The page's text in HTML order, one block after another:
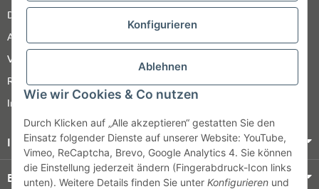
Konfigurieren
Ablehnen
Wie wir Cookies & Co nutzen
Durch Klicken auf „Alle akzeptieren“ gestatten Sie den
Einsatz folgender Dienste auf unserer Website: YouTube,
Vimeo, ReCaptcha, Brevo, Google Analytics 4. Sie können
die Einstellung jederzeit ändern (Fingerabdruck-Icon links
unten). Weitere Details finden Sie unter Konfigurieren und
Datenschutz
AGB
Versandinformationen
Retour
Impressum
Informationen
Bezahlung & Versand